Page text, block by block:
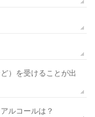
）を受けることが出
ルコールは？